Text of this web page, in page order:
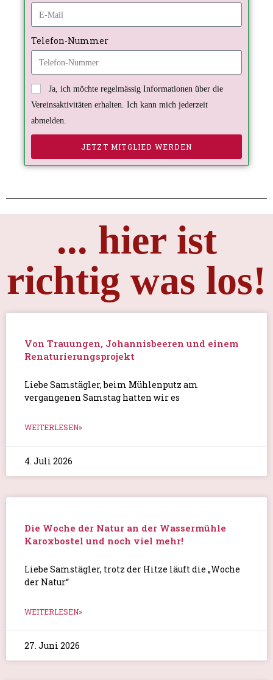
Telefon-Nummer
Ja, ich möchte regelmässig Informationen über die
Vereinsaktivitäten erhalten. Ich kann mich jederzeit
abmelden.
JETZT MITGLIED WERDEN
... hier ist
richtig was los!
Von Trauungen, Johannisbeeren und einem
Renaturierungsprojekt
Liebe Samstägler, beim Mühlenputz am
vergangenen Samstag hatten wir es
WEITERLESEN»
4. Juli 2026
Die Woche der Natur an der Wassermühle
Karoxbostel und noch viel mehr!
Liebe Samstägler, trotz der Hitze läuft die „Woche
der Natur“
WEITERLESEN»
27. Juni 2026